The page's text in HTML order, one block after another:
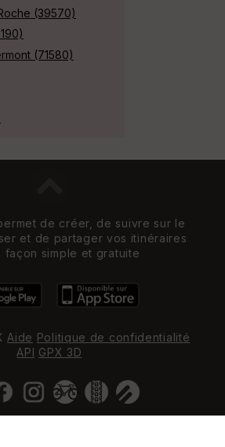
(39570)
(71580)
de créer, de suivre sur le
et de partager vos itinéraires
façon simple et gratuite
Aide Politique de confidentialité
API GPX 3D